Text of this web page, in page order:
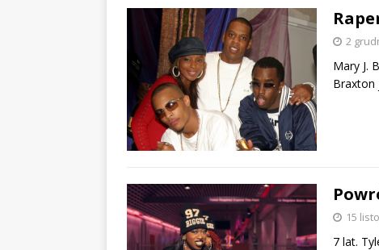
2
Mary J.
Braxton
15
7 lat.